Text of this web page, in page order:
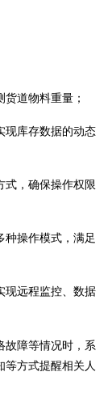
道物料重量；
现库存数据的动态
式，确保操作权限
多种操作模式，满足
远程监控、数据
络故障等情况时，系
等方式提醒相关人